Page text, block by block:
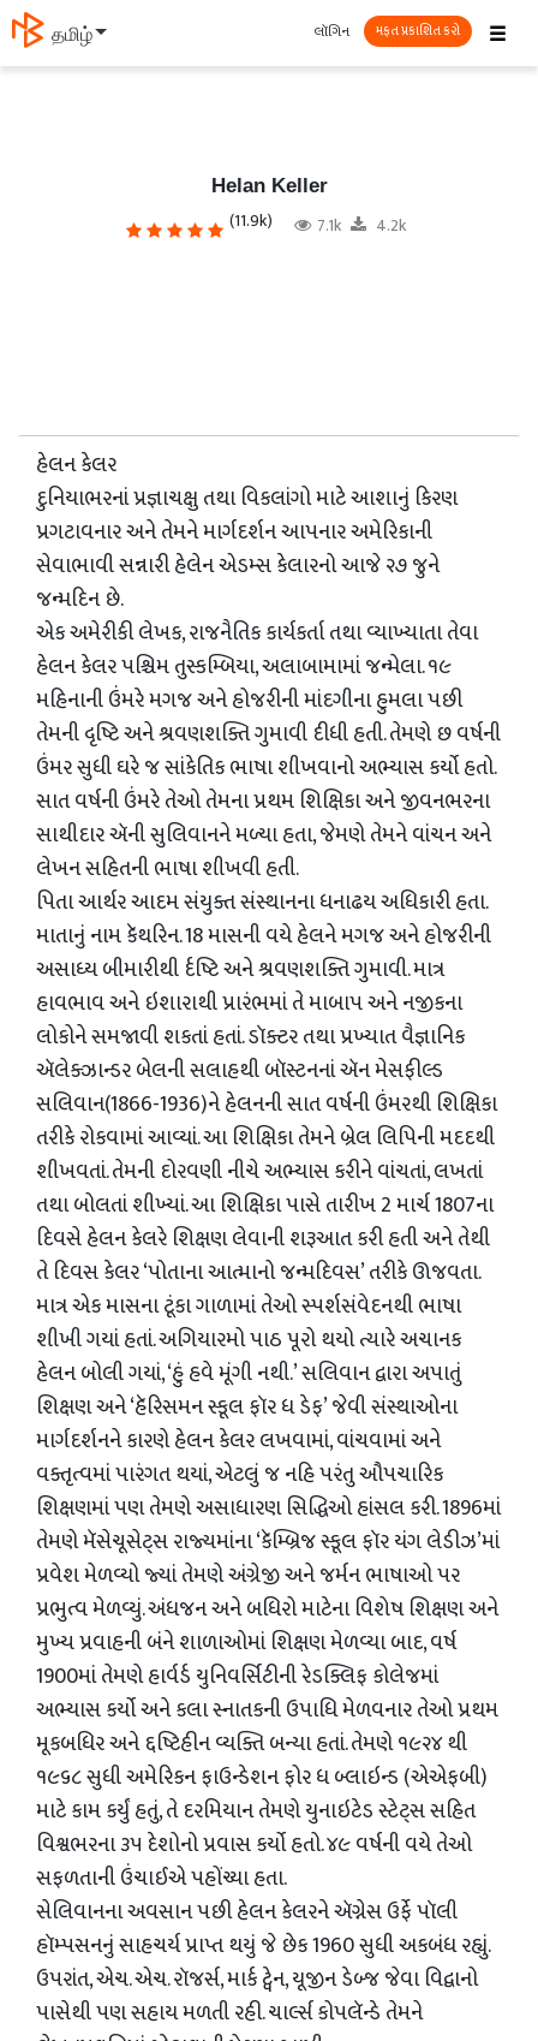
தமிழ் ☰
લૉગિન મફત પ્રકાશિત કરો
Helan Keller
(11.9k) 7.1k 4.2k
હેલન કેલર
દુનિયાભરનાં પ્રજ્ઞાચક્ષુ તથા વિકલાંગો માટે આશાનું કિરણ
પ્રગટાવનાર અને તેમને માર્ગદર્શન આપનાર અમેરિકાની
સેવાભાવી સન્નારી હેલેન એડમ્સ કેલારનો આજે ૨૭ જુને
જન્મદિન છે.
એક અમેરીકી લેખક, રાજનૈતિક કાર્યકર્તા તથા વ્યાખ્યાતા તેવા
હેલન કેલર પશ્ચિમ તુસ્કમ્બિયા, અલાબામામાં જન્મેલા. ૧૯
મહિનાની ઉંમરે મગજ અને હોજરીની માંદગીના હુમલા પછી
તેમની દૃષ્ટિ અને શ્રવણશક્તિ ગુમાવી દીધી હતી. તેમણે છ વર્ષની
ઉંમર સુધી ઘરે જ સાંકેતિક ભાષા શીખવાનો અભ્યાસ કર્યો હતો.
સાત વર્ષની ઉંમરે તેઓ તેમના પ્રથમ શિક્ષિકા અને જીવનભરના
સાથીદાર ઍની સુલિવાનને મળ્યા હતા, જેમણે તેમને વાંચન અને
લેખન સહિતની ભાષા શીખવી હતી.
પિતા આર્થર આદમ સંયુક્ત સંસ્થાનના ધનાઢય અધિકારી હતા.
માતાનું નામ કૅથરિન. 18 માસની વયે હેલને મગજ અને હોજરીની
અસાધ્ય બીમારીથી ર્દષ્ટિ અને શ્રવણશક્તિ ગુમાવી. માત્ર
હાવભાવ અને ઇશારાથી પ્રારંભમાં તે માબાપ અને નજીકના
લોકોને સમજાવી શકતાં હતાં. ડૉક્ટર તથા પ્રખ્યાત વૈજ્ઞાનિક
ઍલેક્ઝાન્ડર બેલની સલાહથી બૉસ્ટનનાં ઍન મેસફીલ્ડ
સલિવાન(1866-1936)ને હેલનની સાત વર્ષની ઉંમરથી શિક્ષિકા
તરીકે રોકવામાં આવ્યાં. આ શિક્ષિકા તેમને બ્રેલ લિપિની મદદથી
શીખવતાં. તેમની દોરવણી નીચે અભ્યાસ કરીને વાંચતાં, લખતાં
તથા બોલતાં શીખ્યાં. આ શિક્ષિકા પાસે તારીખ 2 માર્ચ 1807ના
દિવસે હેલન કેલરે શિક્ષણ લેવાની શરૂઆત કરી હતી અને તેથી
તે દિવસ કેલર ‘પોતાના આત્માનો જન્મદિવસ’ તરીકે ઊજવતા.
માત્ર એક માસના ટૂંકા ગાળામાં તેઓ સ્પર્શસંવેદનથી ભાષા
શીખી ગયાં હતાં. અગિયારમો પાઠ પૂરો થયો ત્યારે અચાનક
હેલન બોલી ગયાં, ‘હું હવે મૂંગી નથી.’ સલિવાન દ્વારા અપાતું
શિક્ષણ અને ‘હૅરિસમન સ્કૂલ ફૉર ધ ડેફ’ જેવી સંસ્થાઓના
માર્ગદર્શનને કારણે હેલન કેલર લખવામાં, વાંચવામાં અને
વક્તૃત્વમાં પારંગત થયાં, એટલું જ નહિ પરંતુ ઔપચારિક
શિક્ષણમાં પણ તેમણે અસાધારણ સિદ્ધિઓ હાંસલ કરી. 1896માં
તેમણે મૅસેચૂસેટ્સ રાજ્યમાંના ‘કૅમ્બ્રિજ સ્કૂલ ફૉર યંગ લેડીઝ’માં
પ્રવેશ મેળવ્યો જ્યાં તેમણે અંગ્રેજી અને જર્મન ભાષાઓ પર
પ્રભુત્વ મેળવ્યું. અંધજન અને બધિરો માટેના વિશેષ શિક્ષણ અને
મુખ્ય પ્રવાહની બંને શાળાઓમાં શિક્ષણ મેળવ્યા બાદ, વર્ષ
1900માં તેમણે હાર્વર્ડ યુનિવર્સિટીની રેડક્લિફ કોલેજમાં
અભ્યાસ કર્યો અને કલા સ્નાતકની ઉપાધિ મેળવનાર તેઓ પ્રથમ
મૂકબધિર અને દ્દષ્ટિહીન વ્યક્તિ બન્યા હતાં. તેમણે ૧૯૨૪ થી
૧૯૬૮ સુધી અમેરિકન ફાઉન્ડેશન ફોર ધ બ્લાઇન્ડ (એએફબી)
માટે કામ કર્યું હતું, તે દરમિયાન તેમણે યુનાઇટેડ સ્ટેટ્સ સહિત
વિશ્વભરના ૩૫ દેશોનો પ્રવાસ કર્યો હતો. ૪૯ વર્ષની વયે તેઓ
સફળતાની ઉંચાઈએ પહોંચ્યા હતા.
સેલિવાનના અવસાન પછી હેલન કેલરને ઍગ્નેસ ઉર્ફે પૉલી
હૉમ્પસનનું સાહચર્ય પ્રાપ્ત થયું જે છેક 1960 સુધી અકબંધ રહ્યું.
ઉપરાંત, એચ. એચ. રૉજર્સ, માર્ક ટ્વેન, યૂજીન ડેબ્જ જેવા વિદ્વાનો
પાસેથી પણ સહાય મળતી રહી. ચાર્લ્સ કોપલૅન્ડે તેમને